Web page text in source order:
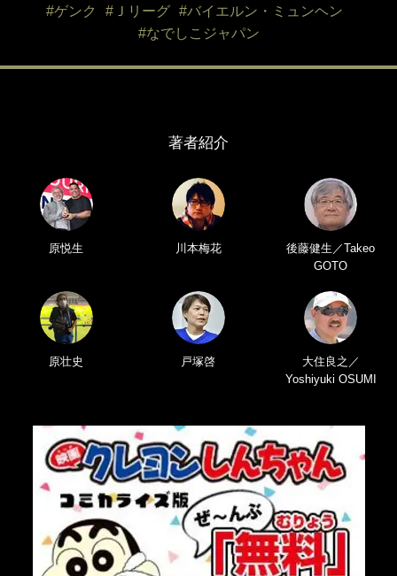
#ゲンク
#Ｊリーグ
#バイエルン・ミュンヘン
#なでしこジャパン
著者紹介
原悦生 川本梅花
後藤健生／Takeo
GOTO
原壮史 戸塚啓
大住良之／
Yoshiyuki OSUMI